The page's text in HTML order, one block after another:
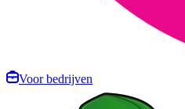
Voor bedrijven